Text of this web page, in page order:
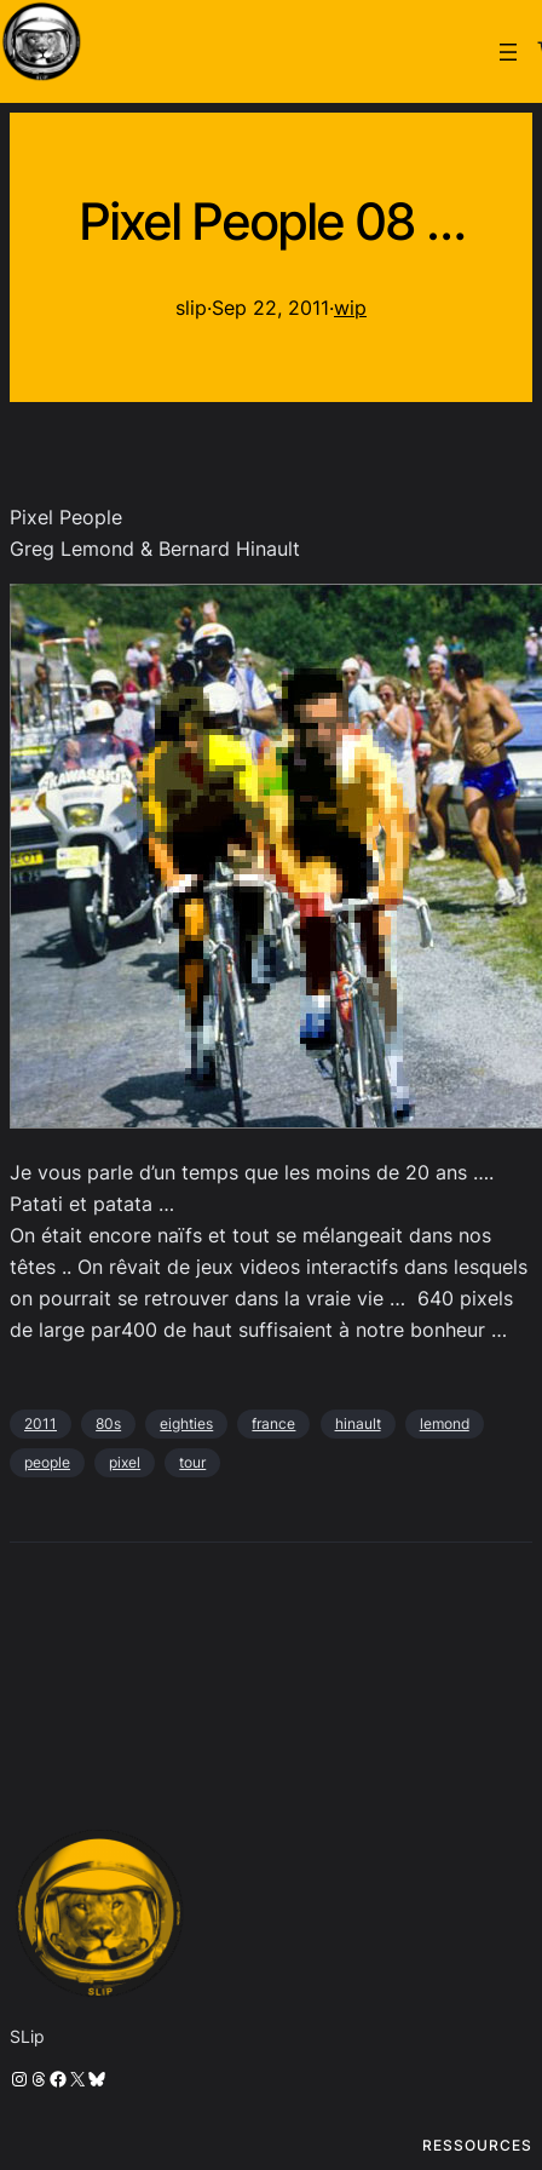
Pixel People 08 …
slip·Sep 22, 2011·wip
Pixel People
Greg Lemond & Bernard Hinault
Je vous parle d’un temps que les moins de 20 ans ….
Patati et patata …
On était encore naïfs et tout se mélangeait dans nos
têtes .. On rêvait de jeux videos interactifs dans lesquels
on pourrait se retrouver dans la vraie vie … 640 pixels
de large par400 de haut suffisaient à notre bonheur …
2011 80s eighties france hinault lemond
people pixel tour
SLip
Instagram
Threads
Facebook
X Bluesky
RESSOURCES